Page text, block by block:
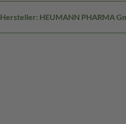
Hersteller: HEUMANN PHARMA